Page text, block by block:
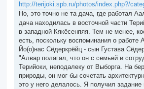
http://terijoki.spb.ru/photos/index.php?/
Но, это точно не та дача, где работал
дача находилась в восточной части
в западной Кякёсенпяя. Тем не менее,
есть, поскольку воспоминания о работе
Йо(о)нас Сёдеркрёйц - сын Густава
"Алвар полагал, что он с семьей и
Терийоки, неподалеку от Выборга. На
природы, он мог бы сочетать
это у него делалось. Я получил